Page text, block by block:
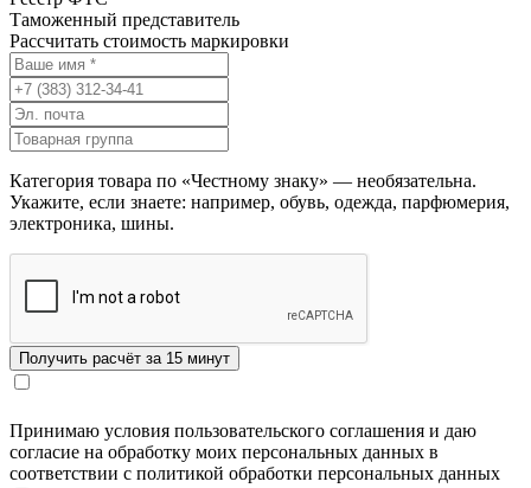
Таможенный представитель
Рассчитать стоимость маркировки
Категория товара по «Честному знаку» — необязательна.
Укажите, если знаете: например, обувь, одежда, парфюмерия,
электроника, шины.
Принимаю условия пользовательского соглашения и даю
согласие на обработку моих персональных данных в
соответствии с политикой обработки персональных данных